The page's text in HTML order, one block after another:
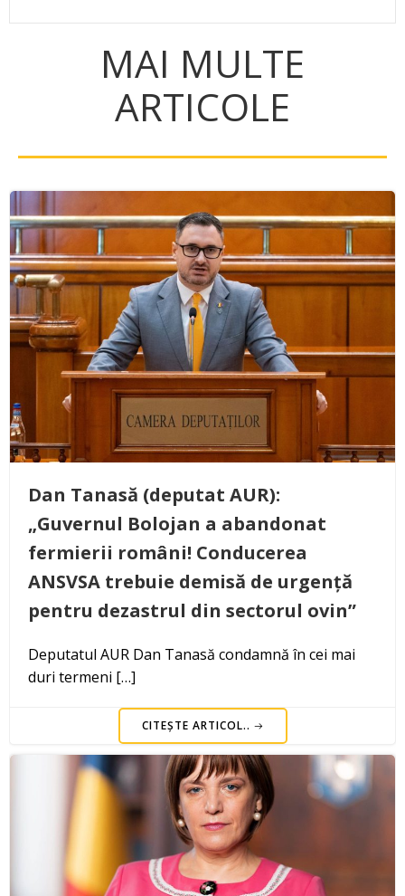
MAI MULTE
ARTICOLE
Dan Tanasă (deputat AUR):
„Guvernul Bolojan a abandonat
fermierii români! Conducerea
ANSVSA trebuie demisă de urgență
pentru dezastrul din sectorul ovin”
Deputatul AUR Dan Tanasă condamnă în cei mai
duri termeni […]
CITEȘTE ARTICOL..